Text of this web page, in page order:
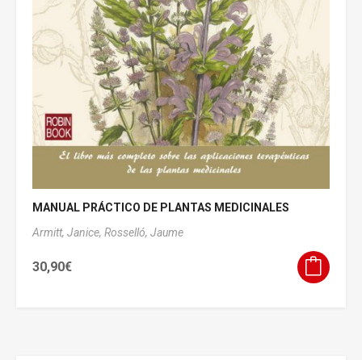
MANUAL PRÁCTICO DE PLANTAS MEDICINALES
Armitt, Janice, Rosselló, Jaume
30,90€